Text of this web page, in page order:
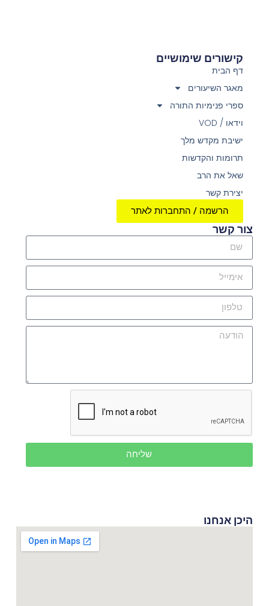
קישורים שימושיים
דף הבית
מאגר השיעורים
ספרי פנימיות התורה
וידאו / VOD
ישיבת מקדש מלך
תרומות והקדשות
שאל את הרב
יצירת קשר
הרשמה / התחברות לאתר
צור קשר
שליחה
היכן אנחנו